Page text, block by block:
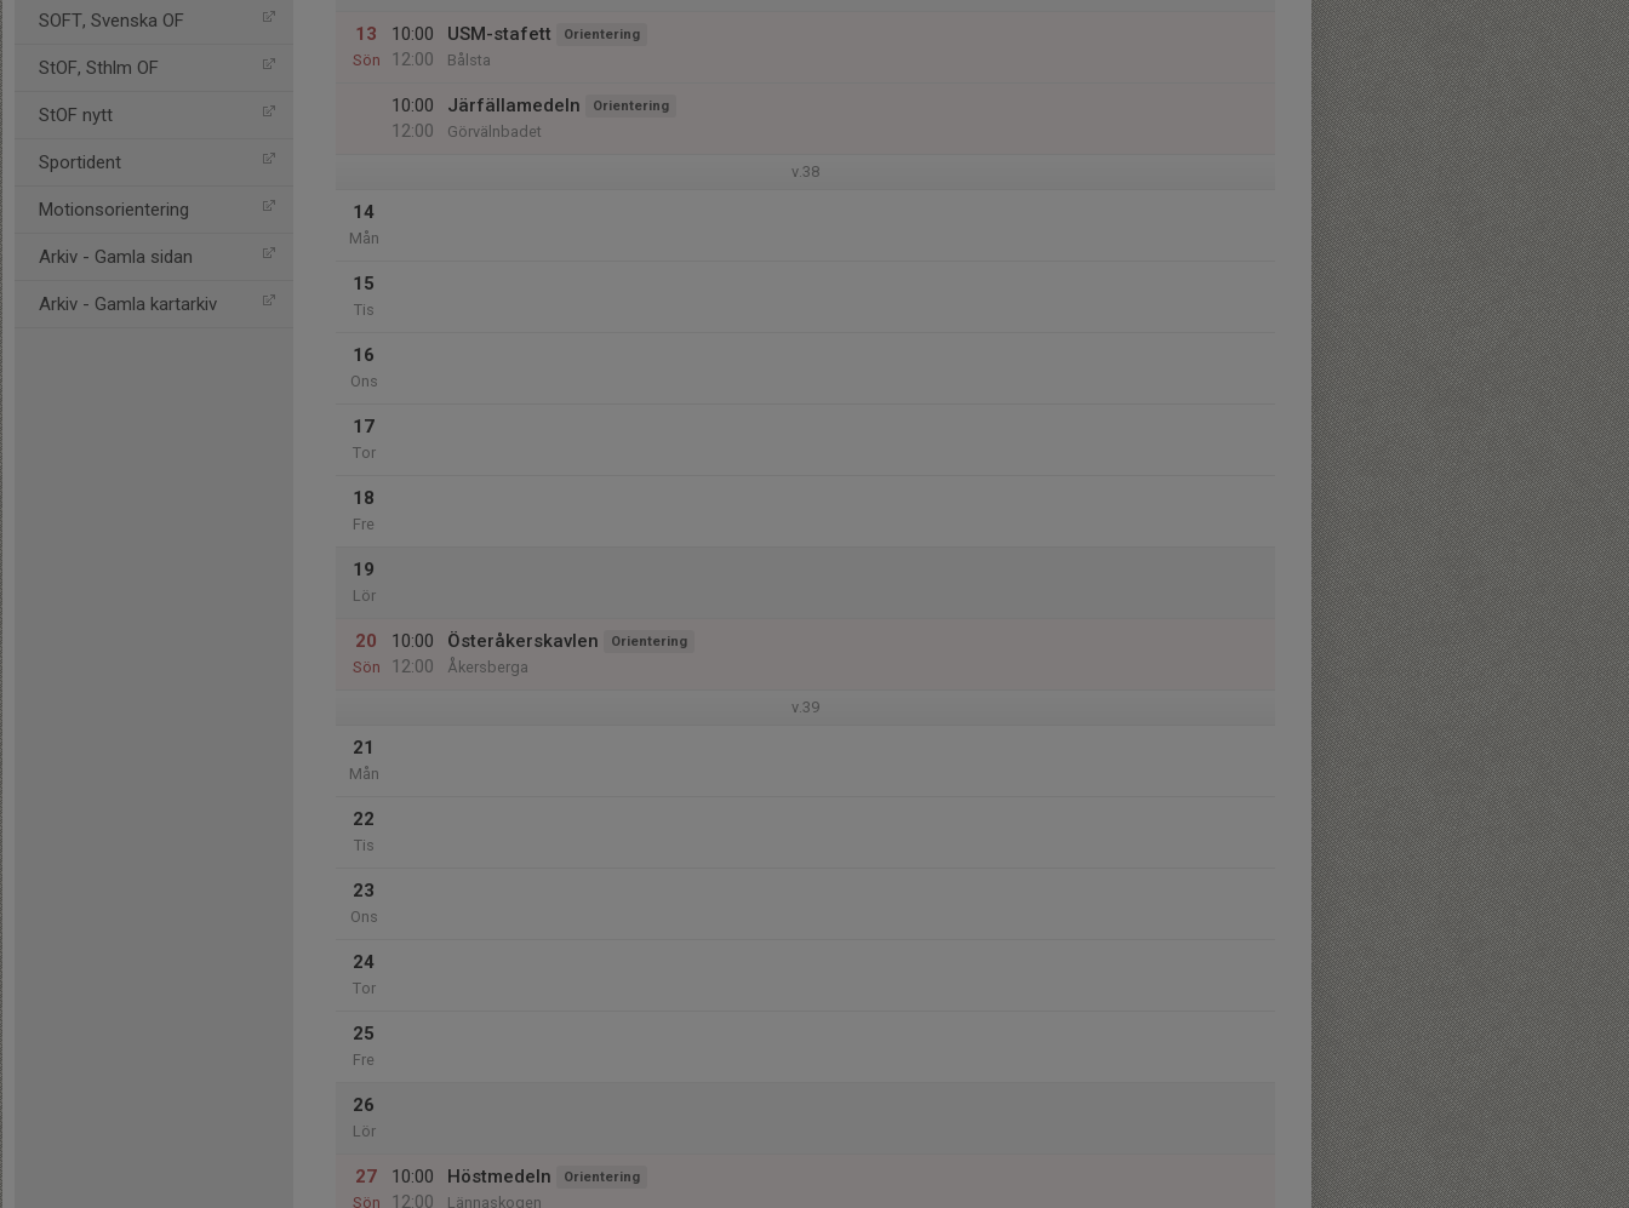
SOFT, Svenska OF
StOF, Sthlm OF
StOF nytt
Sportident
Motionsorientering
Arkiv - Gamla sidan
Arkiv - Gamla kartarkiv
13
Sön
10:00
12:00
USM-stafett Orientering
Bålsta
10:00
12:00
Järfällamedeln Orientering
Görvälnbadet
v.38
14
Mån
15
Tis
16
Ons
17
Tor
18
Fre
19
Lör
20
Sön
10:00
12:00
Österåkerskavlen Orientering
Åkersberga
v.39
21
Mån
22
Tis
23
Ons
24
Tor
25
Fre
26
Lör
27
Sön
10:00
12:00
Höstmedeln Orientering
Lännaskogen